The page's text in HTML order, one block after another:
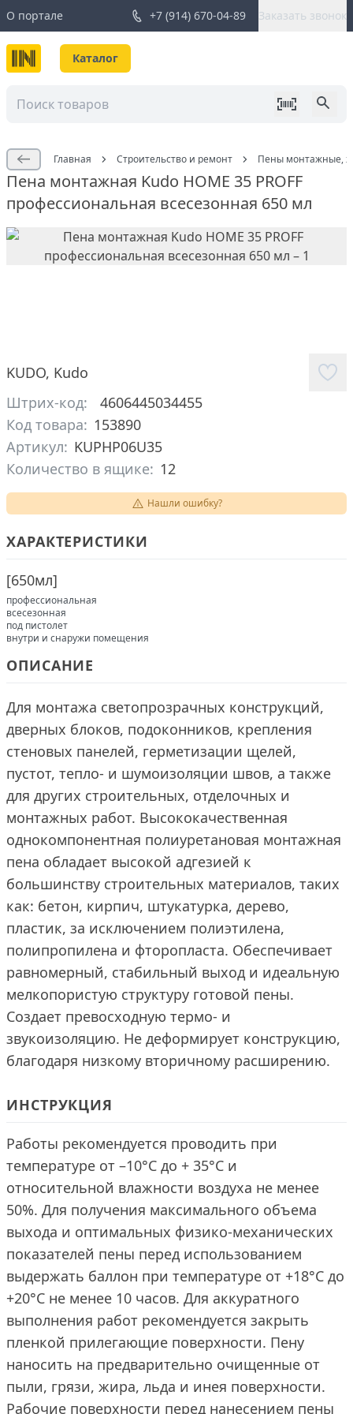
О портале +7 (914) 670-04-89 Заказать звонок
Каталог
Главная Строительство и ремонт Пены монтажные,
Пена монтажная Kudo HOME 35 PROFF
профессиональная всесезонная 650 мл
KUDO, Kudo
Штрих-код:
4606445034455
Код товара: 153890
Артикул: KUPHP06U35
Количество в ящике: 12
Нашли ошибку?
ХАРАКТЕРИСТИКИ
[650мл]
профессиональная
всесезонная
под пистолет
внутри и снаружи помещения
ОПИСАНИЕ
Для монтажа светопрозрачных конструкций,
дверных блоков, подоконников, крепления
стеновых панелей, герметизации щелей,
пустот, тепло- и шумоизоляции швов, а также
для других строительных, отделочных и
монтажных работ. Высококачественная
однокомпонентная полиуретановая монтажная
пена обладает высокой адгезией к
большинству строительных материалов, таких
как: бетон, кирпич, штукатурка, дерево,
пластик, за исключением полиэтилена,
полипропилена и фторопласта. Обеспечивает
равномерный, стабильный выход и идеальную
мелкопористую структуру готовой пены.
Создает превосходную термо- и
звукоизоляцию. Не деформирует конструкцию,
благодаря низкому вторичному расширению.
ИНСТРУКЦИЯ
Работы рекомендуется проводить при
температуре от –10°С до + 35°С и
относительной влажности воздуха не менее
50%. Для получения максимального объема
выхода и оптимальных физико-механических
показателей пены перед использованием
выдержать баллон при температуре от +18°С до
+20°С не менее 10 часов. Для аккуратного
выполнения работ рекомендуется закрыть
пленкой прилегающие поверхности. Пену
наносить на предварительно очищенные от
пыли, грязи, жира, льда и инея поверхности.
Рабочие поверхности перед нанесением пены